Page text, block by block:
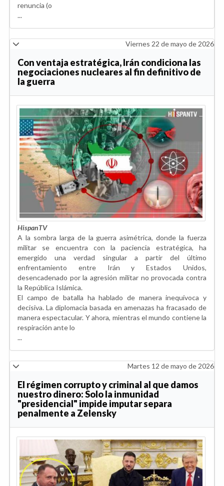
renuncia (o
...
Viernes 22 de mayo de 2026
Con ventaja estratégica, Irán condiciona las
negociaciones nucleares al fin definitivo de
la guerra
HispanTV
A la sombra larga de la guerra asimétrica, donde la fuerza
militar se encuentra con la paciencia estratégica, ha
emergido una verdad singular a partir del último
enfrentamiento entre Irán y Estados Unidos,
desencadenado por la agresión militar no provocada contra
la República Islámica.
El campo de batalla ha hablado de manera inequívoca y
decisiva. La diplomacia basada en amenazas ha fracasado de
manera espectacular. Y ahora, mientras el mundo contiene la
respiración ante lo
...
Martes 12 de mayo de 2026
El régimen corrupto y criminal al que damos
nuestro dinero: Solo la inmunidad
"presidencial" impide imputar separa
penalmente a Zelensky